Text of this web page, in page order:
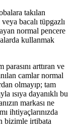
takılan
bacalı tüpgazlı
normal pencere
kullanmak
arttıran ve
camlar normal
olmayıp; tam
ısıya dayanıklı bu
markası ne
ihtiyaçlarınızda
bizimle irtibata